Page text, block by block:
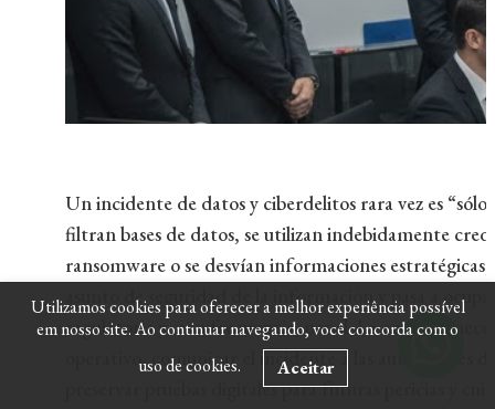
Un incidente de datos y ciberdelitos rara vez es
filtran bases de datos, se utilizan indebidamente
ransomware o se desvían informaciones
asunto de seguridad de la información y pasa a
regulatoria y, con frecuencia, penal. La empresa
operativo, comunicar el incidente a las autoridades
preservar pruebas digitales para futuras pericias y
Utilizamos cookies para oferecer a melhor experiência possível
em nosso site. Ao continuar navegando, você concorda com o
uso de cookies.
Aceitar